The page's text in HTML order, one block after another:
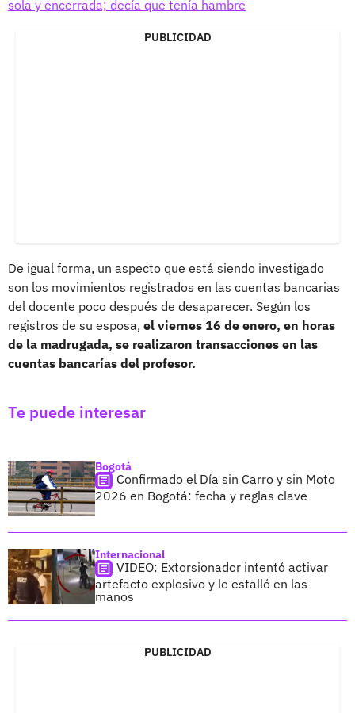
sola y encerrada; decía que tenía hambre
PUBLICIDAD
De igual forma, un aspecto que está siendo investigado
son los movimientos registrados en las cuentas bancarias
del docente poco después de desaparecer. Según los
registros de su esposa, el viernes 16 de enero, en horas
de la madrugada, se realizaron transacciones en las
cuentas bancarías del profesor.
Te puede interesar
Bogotá
Confirmado el Día sin Carro y sin Moto
2026 en Bogotá: fecha y reglas clave
Internacional
VIDEO: Extorsionador intentó activar
artefacto explosivo y le estalló en las
manos
PUBLICIDAD